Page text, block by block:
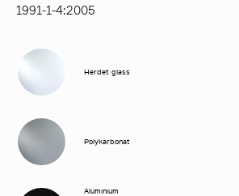
1991-1-4:2005
Herdet glass
Polykarbonat
Aluminium